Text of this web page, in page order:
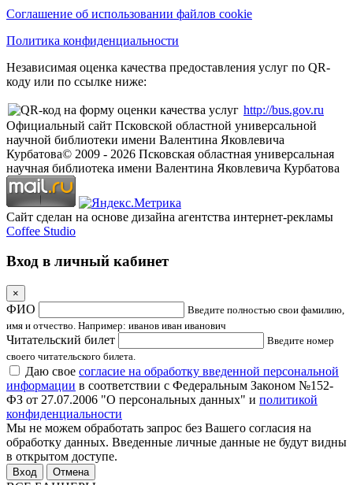
Соглашение об использовании файлов cookie
Политика конфиденциальности
Независимая оценка качества предоставления услуг по QR-
коду или по ссылке ниже:
http://bus.gov.ru
Официальный сайт Псковской областной универсальной
научной библиотеки имени Валентина Яковлевича
Курбатова© 2009 - 2026 Псковская областная универсальная
научная библиотека имени Валентина Яковлевича Курбатова
Сайт сделан на основе дизайна агентства интернет-рекламы
Coffee Studio
Вход в личный кабинет
×
ФИО
Введите полностью свои фамилию,
имя и отчество. Например: иванов иван иванович
Читательский билет
Введите номер
своего читательского билета.
Даю свое согласие на обработку введенной персональной
информации в соответствии с Федеральным Законом №152-
ФЗ от 27.07.2006 "О персональных данных" и политикой
конфиденциальности
Мы не можем обработать запрос без Вашего согласия на
обработку данных. Введенные личные данные не будут видны
в открытом доступе.
Отмена